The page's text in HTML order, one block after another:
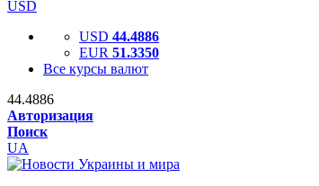
USD
USD 44.4886
EUR 51.3350
Все курсы валют
44.4886
Авторизация
Поиск
UA